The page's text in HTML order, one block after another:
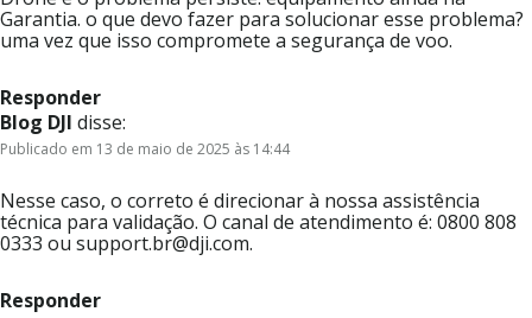
Garantia. o que devo fazer para solucionar esse problema?
uma vez que isso compromete a segurança de voo.
Responder
Blog DJI disse:
Publicado em 13 de maio de 2025 às 14:44
Nesse caso, o correto é direcionar à nossa assistência
técnica para validação. O canal de atendimento é: 0800 808
0333 ou support.br@dji.com.
Responder